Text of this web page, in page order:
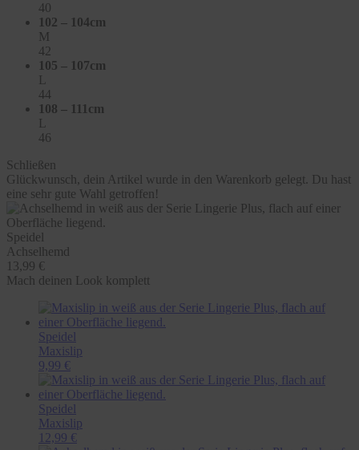
40
102 – 104cm
M
42
105 – 107cm
L
44
108 – 111cm
L
46
Schließen
Glückwunsch, dein Artikel wurde in den Warenkorb gelegt. Du hast
eine sehr gute Wahl getroffen!
Speidel
Achselhemd
13,99 €
Mach deinen Look komplett
Speidel
Maxislip
9,99 €
Speidel
Maxislip
12,99 €